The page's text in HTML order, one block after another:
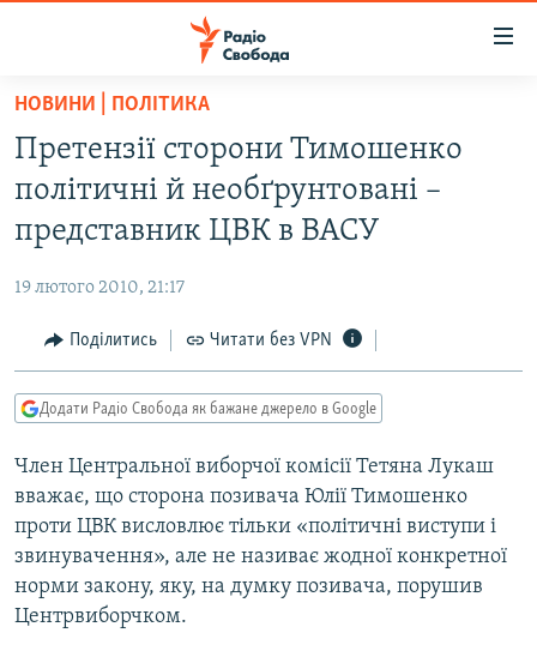
Перейти
основного
матеріалу
до
основної
Перейти
до
пошуку
ВСЕ ЗА ДОБУ
СУСПІЛЬСТВО
УКРАЇНА
РОСІЙСЬКА «ФІЛЬТРАЦІЯ»
ДОНБАС.РЕАЛІЇ
ТИ ЯК?
СХЕМИ
КИТАЙ.ВИКЛИКИ
МУЛЬТИМЕДІА
ФОТО
НОВИНИ | ПОЛІТИКА
Претензії сторони Тимошенко
політичні й необґрунтовані –
представник ЦВК в ВАСУ
19 лютого 2010, 21:17
Поділитись Читати без VPN
Додати Радіо Свобода як бажане джерело в Google
Член Центральної виборчої комісії Тетяна Лукаш
вважає, що сторона позивача Юлії Тимошенко
проти ЦВК висловлює тільки «політичні виступи і
звинувачення», але не називає жодної конкретної
норми закону, яку, на думку позивача, порушив
Центрвиборчком.